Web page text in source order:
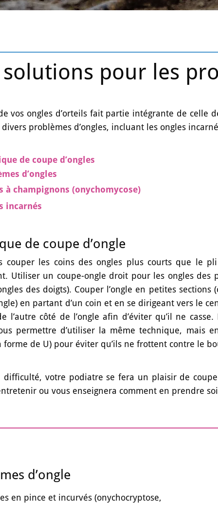
solutions pour les
vos ongles d’orteils fait partie intégrante de celle
problèmes d’ongles, incluant les ongles
de coupe d’ongles
d’ongles
à champignons (onychomycose)
incarnés
de coupe d’ongle
couper les coins des ongles plus courts que le
Utiliser un coupe-ongle droit pour les ongles
des doigts). Couper l’ongle en petites
en partant d’un coin et en se dirigeant vers le
l’autre côté de l’ongle afin d’éviter qu’il ne
permettre d’utiliser la même technique, mais
forme de U) pour éviter qu’ils ne frottent contre le
difficulté, votre podiatre se fera un plaisir de
ou vous enseignera comment en prendre
d’ongle
en pince et incurvés (onychocryptose,